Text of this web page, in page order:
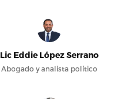
Lic Eddie López Serrano
Abogado y analista político